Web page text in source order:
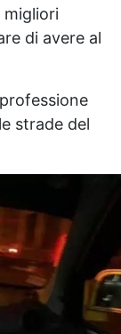
migliori
di avere al
strade del